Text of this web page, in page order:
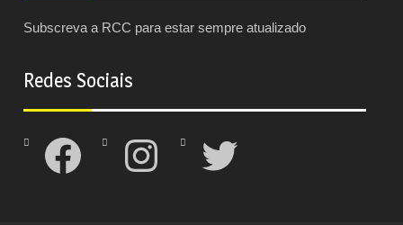
Subscreva a RCC para estar sempre atualizado
Redes Sociais
Facebook Instagram Twitter